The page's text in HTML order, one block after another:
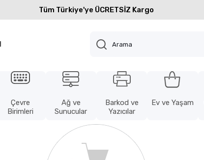
Tüm Türkiye'ye ÜCRETSİZ Kargo
Çevre
Birimleri
Ağ ve
Sunucular
Barkod ve
Yazıcılar
Ev ve Yaşam